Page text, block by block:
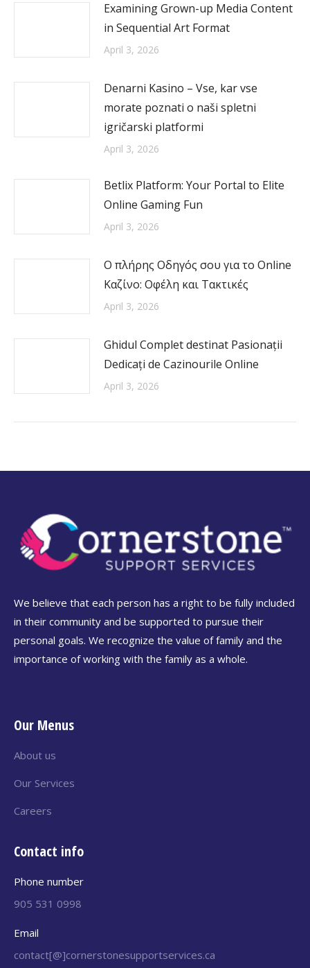
Examining Grown-up Media Content
in Sequential Art Format
April 3, 2026
Denarni Kasino – Vse, kar vse
morate poznati o naši spletni
igričarski platformi
April 3, 2026
Betlix Platform: Your Portal to Elite
Online Gaming Fun
April 3, 2026
Ο πλήρης Οδηγός σου για το Online
Καζίνο: Οφέλη και Τακτικές
April 3, 2026
Ghidul Complet destinat Pasionații
Dedicați de Cazinourile Online
April 3, 2026
We believe that each person has a right to be fully included
in their community and be supported to pursue their
personal goals. We recognize the value of family and the
importance of working with the family as a whole.
Our Menus
About us
Our Services
Careers
Contact info
Phone number
905 531 0998
Email
contact[@]cornerstonesupportservices.ca